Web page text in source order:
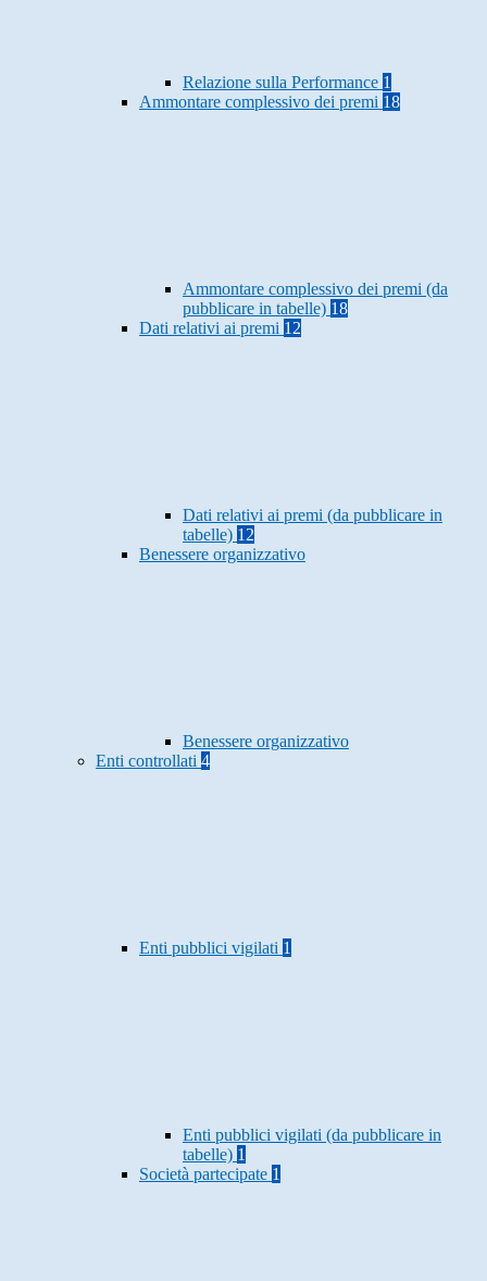
Relazione sulla Performance 1
Ammontare complessivo dei premi 18
Ammontare complessivo dei premi (da
pubblicare in tabelle) 18
Dati relativi ai premi 12
Dati relativi ai premi (da pubblicare in
tabelle) 12
Benessere organizzativo
Benessere organizzativo
Enti controllati 4
Enti pubblici vigilati 1
Enti pubblici vigilati (da pubblicare in
tabelle) 1
Società partecipate 1